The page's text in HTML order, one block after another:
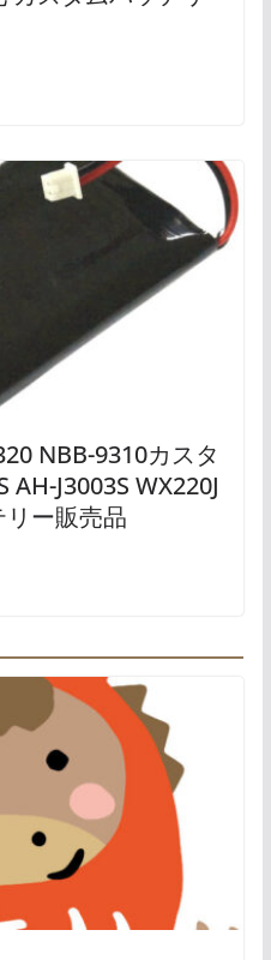
NBB-9310カスタ
AH-J3003S WX220J
ー販売品